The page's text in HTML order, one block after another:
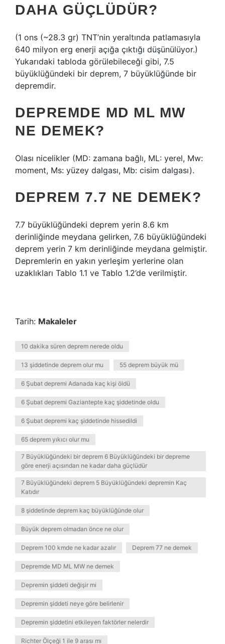
DAHA GÜÇLÜDÜR?
(1 ons (~28.3 gr) TNT’nin yeraltında patlamasıyla
640 milyon erg enerji açığa çıktığı düşünülüyor.)
Yukarıdaki tabloda görülebileceği gibi, 7.5
büyüklüğündeki bir deprem, 7 büyüklüğünde bir
depremdir.
DEPREMDE MD ML MW
NE DEMEK?
Olası nicelikler (MD: zamana bağlı, ML: yerel, Mw:
moment, Ms: yüzey dalgası, Mb: cisim dalgası).
DEPREM 7.7 NE DEMEK?
7.7 büyüklüğündeki deprem yerin 8.6 km
derinliğinde meydana gelirken, 7.6 büyüklüğündeki
deprem yerin 7 km derinliğinde meydana gelmiştir.
Depremlerin en yakın yerleşim yerlerine olan
uzaklıkları Tablo 1.1 ve Tablo 1.2’de verilmiştir.
Tarih: Makaleler
10 dakika süren deprem nerede oldu
13 şiddetinde deprem olur mu 55 deprem büyük mü
6 Şubat depremi Adanada kaç kişi öldü
6 Şubat depremi Gaziantepte kaç şiddetinde oldu
6 Şubat depremi kaç şiddetinde hissedildi
65 deprem yıkıcı olur mu
7 Büyüklüğündeki bir deprem 6 Büyüklüğündeki bir depreme
göre enerji açısından ne kadar daha güçlüdür
7 Büyüklüğündeki deprem 5 Büyüklüğündeki depremin Kaç
Katıdır
8 şiddetinde deprem kaç büyüklüğünde olur
Büyük deprem olmadan önce ne olur
Deprem 100 kmde ne kadar azalır Deprem 77 ne demek
Depremde MD ML MW ne demek
Depremin şiddeti değişir mi
Depremin şiddeti neye göre belirlenir
Depremin şiddetini etkileyen faktörler nelerdir
Richter Ölçeği 1 ile 9 arası mı